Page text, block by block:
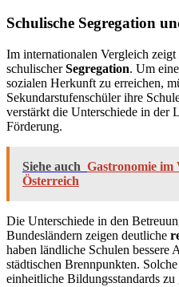
Schulische Segregation
Im internationalen Vergleich
schulischerSegregation. Um
sozialen Herkunft zu erreichen,
Sekundarstufenschüler ihre
verstärkt die Unterschiede in der
Förderung.
Siehe auch Gastronomie im
Österreich
Die Unterschiede in den
Bundesländern zeigen deutliche
haben ländliche Schulen bessere
städtischen Brennpunkten.
einheitliche Bildungsstandards zu